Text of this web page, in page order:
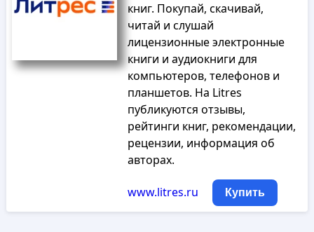
книг. Покупай, скачивай,
читай и слушай
лицензионные электронные
книги и аудиокниги для
компьютеров, телефонов и
планшетов. На Litres
публикуются отзывы,
рейтинги книг, рекомендации,
рецензии, информация об
авторах.
www.litres.ru Купить